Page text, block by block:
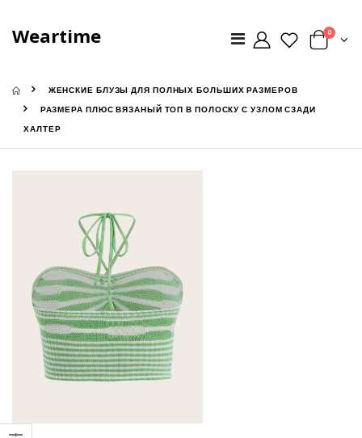
Weartime 0
ЖЕНСКИЕ БЛУЗЫ ДЛЯ ПОЛНЫХ БОЛЬШИХ РАЗМЕРОВ
РАЗМЕРА ПЛЮС ВЯЗАНЫЙ ТОП В ПОЛОСКУ С УЗЛОМ СЗАДИ
ХАЛТЕР